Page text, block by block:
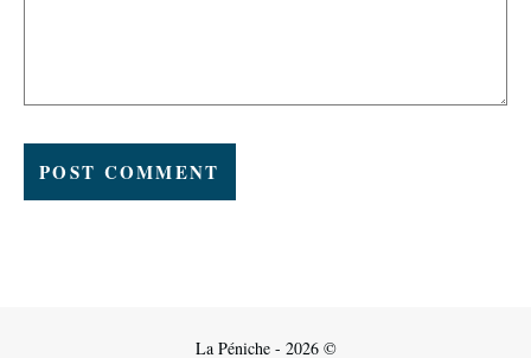
La Péniche - 2026 ©